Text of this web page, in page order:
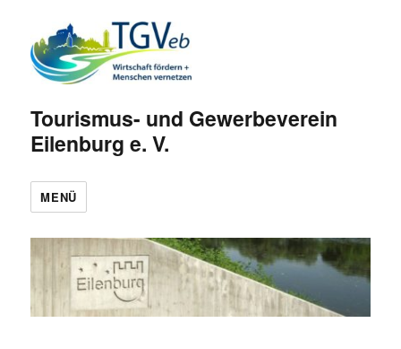
Tourismus- und Gewerbeverein
Eilenburg e. V.
MENÜ